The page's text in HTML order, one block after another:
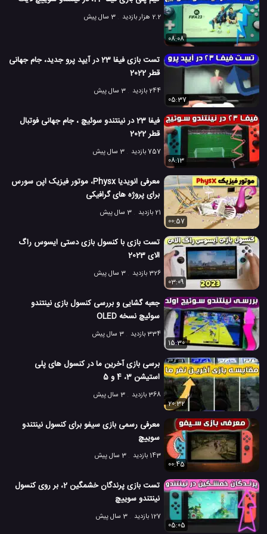
2.2 هزار بازدید 3 سال پیش
08:08
تست بازی فیفا 23 در آیپد پرو جدید، جام جهانی
قطر 2022
244 بازدید
3 سال پیش
05:37
فیفا 23 در نینتندو سوئیچ ، جام جهانی فوتبال
قطر 2022
757 بازدید
3 سال پیش
08:13
معرفی انویدیا Physx، موتور فیزیک اپن سورس
برای پروژه های گرافیکی
21 بازدید
3 سال پیش
00:57
تست بازی با کنسول بازی دستی ایسوس راگ
الای 2023
326 بازدید
3 سال پیش
03:09
جعبه گشایی و بررسی کنسول بازی نینتندو
سوئیچ نسخه OLED
334 بازدید
3 سال پیش
15:30
برسی بازی آخرین ما در کنسول های پلی
استیشن 3، 4 و 5
368 بازدید
3 سال پیش
20:32
معرفی رسمی بازی سیفو برای کنسول نینتندو
سوییچ
143 بازدید
3 سال پیش
00:45
تست بازی پرندگان خشمگین 2، بر روی کنسول
نینتندو سوییچ
127 بازدید
3 سال پیش
05:05